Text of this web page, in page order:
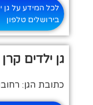
לכל המידע על גן
בירושלים טלפון
גן ילדים
כתובת הגן: